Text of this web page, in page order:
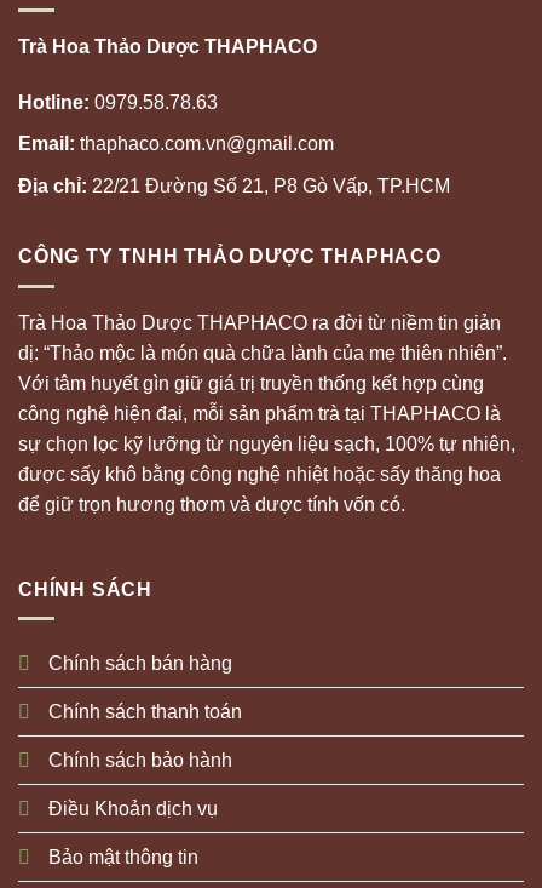
Trà Hoa Thảo Dược THAPHACO
Hotline: 0979.58.78.63
Email: thaphaco.com.vn@gmail.com
Địa chỉ: 22/21 Đường Số 21, P8 Gò Vấp, TP.HCM
CÔNG TY TNHH THẢO DƯỢC THAPHACO
Trà Hoa Thảo Dược THAPHACO ra đời từ niềm tin giản
dị: “Thảo mộc là món quà chữa lành của mẹ thiên nhiên”.
Với tâm huyết gìn giữ giá trị truyền thống kết hợp cùng
công nghệ hiện đại, mỗi sản phẩm trà tại THAPHACO là
sự chọn lọc kỹ lưỡng từ nguyên liệu sạch, 100% tự nhiên,
được sấy khô bằng công nghệ nhiệt hoặc sấy thăng hoa
để giữ trọn hương thơm và dược tính vốn có.
CHÍNH SÁCH
Chính sách bán hàng
Chính sách thanh toán
Chính sách bảo hành
Điều Khoản dịch vụ
Bảo mật thông tin